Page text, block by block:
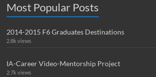
Most Popular Posts
2014-2015 F6 Graduates Destinations
2.8k views
IA-Career Video-Mentorship Project
2.7k views